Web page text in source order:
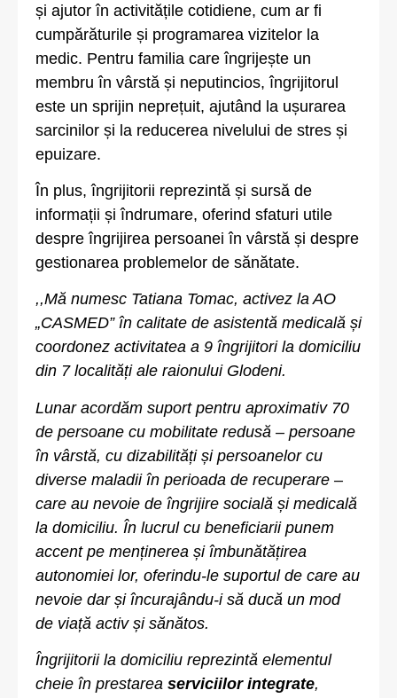
și ajutor în activitățile cotidiene, cum ar fi
cumpărăturile și programarea vizitelor la
medic. Pentru familia care îngrijește un
membru în vârstă și neputincios, îngrijitorul
este un sprijin neprețuit, ajutând la ușurarea
sarcinilor și la reducerea nivelului de stres și
epuizare.
În plus, îngrijitorii reprezintă și sursă de
informații și îndrumare, oferind sfaturi utile
despre îngrijirea persoanei în vârstă și despre
gestionarea problemelor de sănătate.
,,Mă numesc Tatiana Tomac, activez la AO
„CASMED” în calitate de asistentă medicală și
coordonez activitatea a 9 îngrijitori la domiciliu
din 7 localități ale raionului Glodeni.
Lunar acordăm suport pentru aproximativ 70
de persoane cu mobilitate redusă – persoane
în vârstă, cu dizabilități și persoanelor cu
diverse maladii în perioada de recuperare –
care au nevoie de îngrijire socială și medicală
la domiciliu. În lucrul cu beneficiarii punem
accent pe menținerea și îmbunătățirea
autonomiei lor, oferindu-le suportul de care au
nevoie dar și încurajându-i să ducă un mod
de viață activ și sănătos.
Îngrijitorii la domiciliu reprezintă elementul
cheie în prestarea serviciilor integrate,